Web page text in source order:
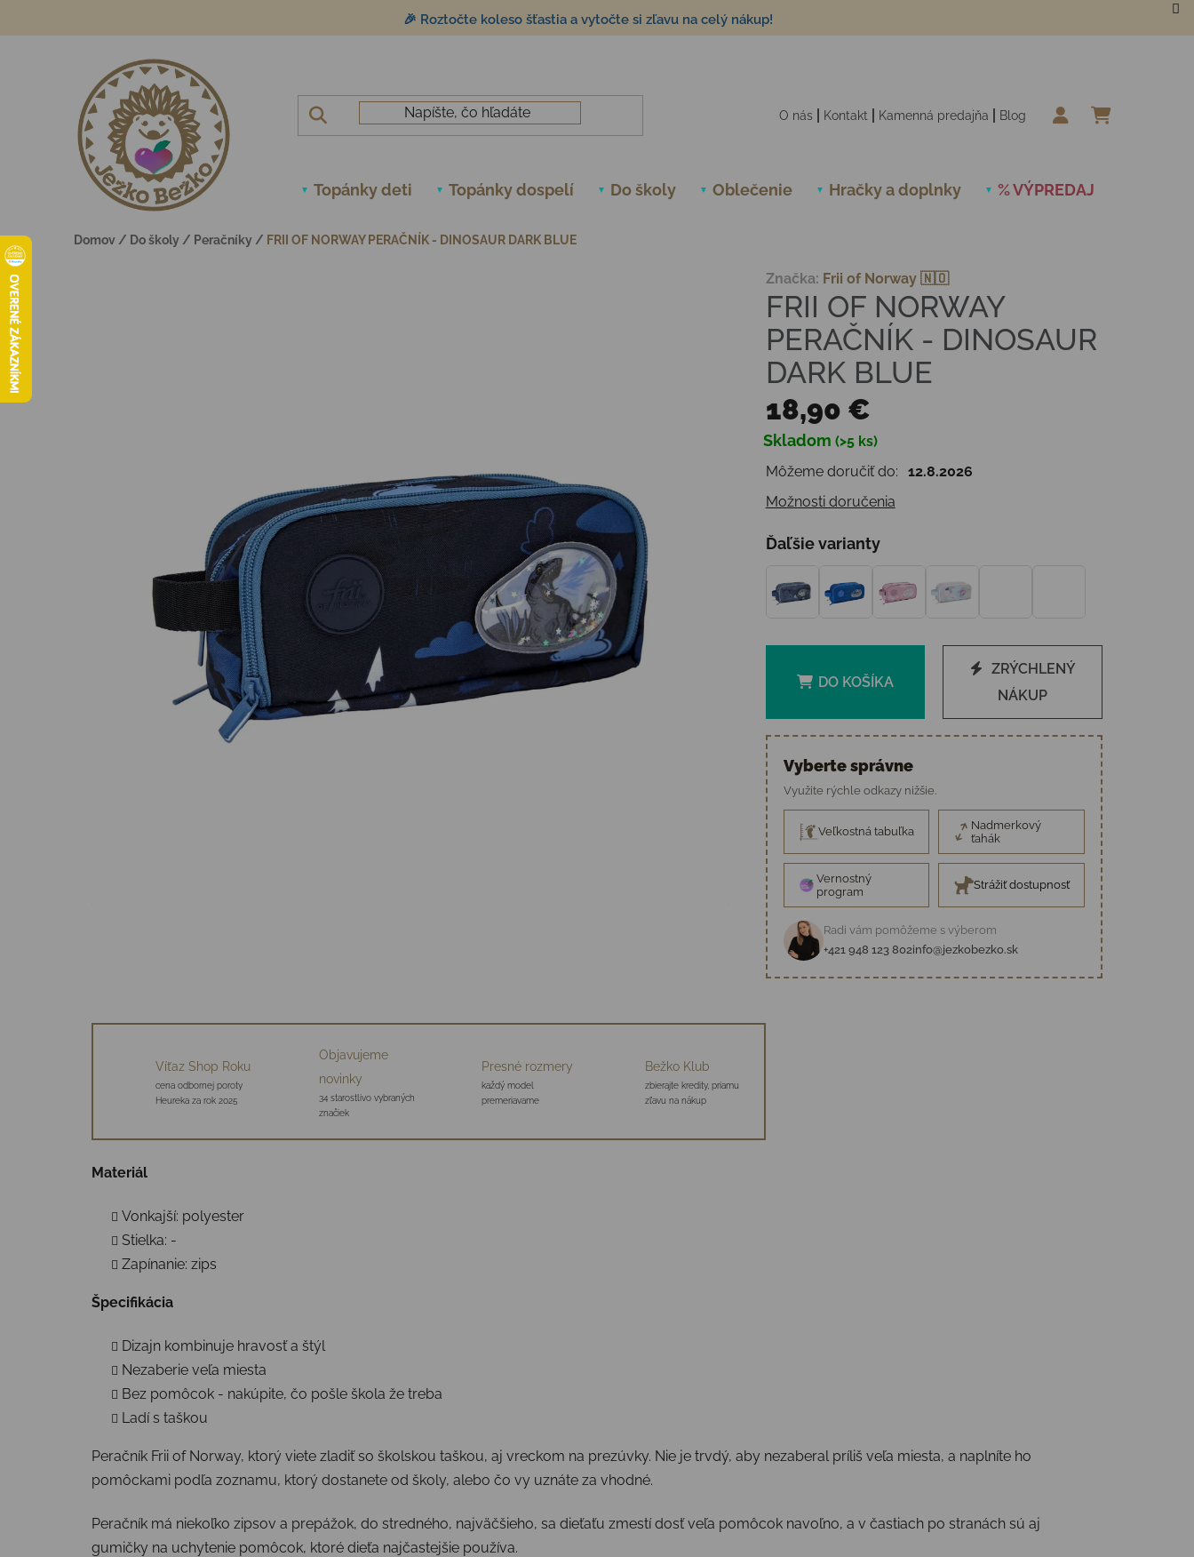
🎉 Roztočte koleso šťastia a vytočte si zľavu na celý nákup!
O nás Kontakt Kamenná predajňa Blog
Topánky deti Topánky dospelí Do školy Oblečenie Hračky a doplnky % VÝPREDAJ
Domov / Do školy / Peračníky / FRII OF NORWAY PERAČNÍK - DINOSAUR DARK BLUE
FRII OF NORWAY
PERAČNÍK - DINOSAUR
DARK BLUE
Značka: Frii of Norway 🇳🇴
18,90 €
Jednotková cena:
Skladom (>5 ks)
Môžeme doručiť do:
12.8.2026
Možnosti doručenia
Ďaľšie varianty
DO KOŠÍKA
ZRÝCHLENÝ
NÁKUP
Vyberte správne
Využite rýchle odkazy nižšie.
Veľkostná tabuľka
Nadmerkový
ťahák
Vernostný
program
Strážiť dostupnosť
Radi vám pomôžeme s výberom
+421 948 123 802info@jezkobezko.sk
Víťaz Shop Roku
cena odbornej poroty
Heureka za rok 2025
Objavujeme
novinky
34 starostlivo vybraných
značiek
Presné rozmery
každý model
premeriavame
Bežko Klub
zbierajte kredity, priamu
zľavu na nákup
Materiál
Vonkajší: polyester
Stielka: -
Zapínanie: zips
Špecifikácia
Dizajn kombinuje hravosť a štýl
Nezaberie veľa miesta
Bez pomôcok - nakúpite, čo pošle škola že treba
Ladí s taškou
Peračník Frii of Norway, ktorý viete zladiť so školskou taškou, aj vreckom na prezúvky. Nie je trvdý, aby nezaberal príliš veľa miesta, a naplníte ho
pomôckami podľa zoznamu, ktorý dostanete od školy, alebo čo vy uznáte za vhodné.
Peračník má niekoľko zipsov a prepážok, do stredného, najväčšieho, sa dieťaťu zmestí dosť veľa pomôcok navoľno, a v častiach po stranách sú aj
gumičky na uchytenie pomôcok, ktoré dieťa najčastejšie používa.